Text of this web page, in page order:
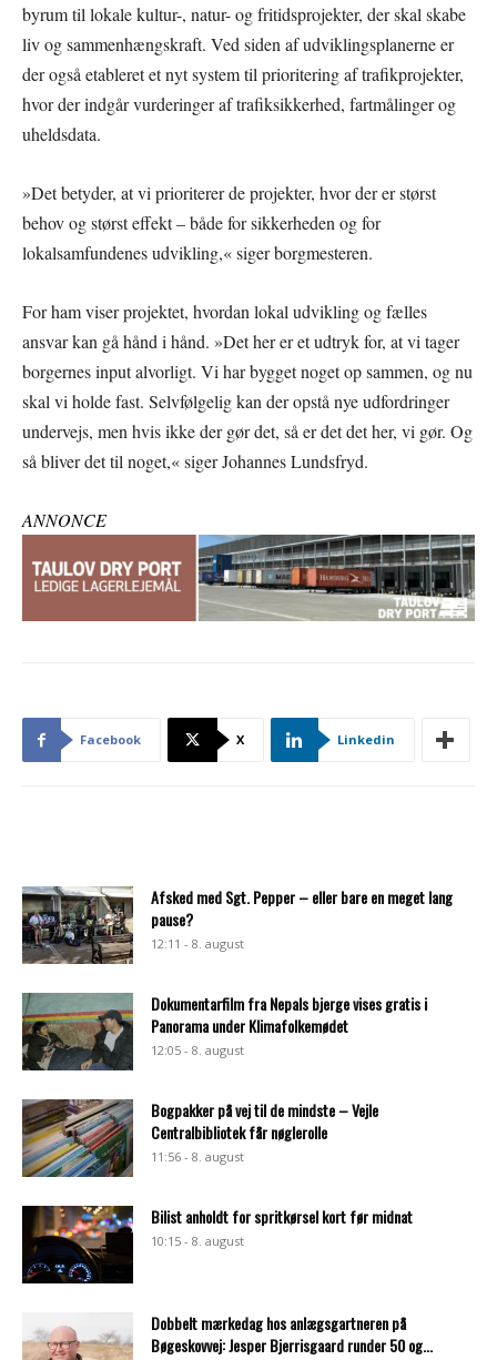
byrum til lokale kultur-, natur- og fritidsprojekter, der skal skabe
liv og sammenhængskraft. Ved siden af udviklingsplanerne er
der også etableret et nyt system til prioritering af trafikprojekter,
hvor der indgår vurderinger af trafiksikkerhed, fartmålinger og
uheldsdata.
»Det betyder, at vi prioriterer de projekter, hvor der er størst
behov og størst effekt – både for sikkerheden og for
lokalsamfundenes udvikling,« siger borgmesteren.
For ham viser projektet, hvordan lokal udvikling og fælles
ansvar kan gå hånd i hånd. »Det her er et udtryk for, at vi tager
borgernes input alvorligt. Vi har bygget noget op sammen, og nu
skal vi holde fast. Selvfølgelig kan der opstå nye udfordringer
undervejs, men hvis ikke der gør det, så er det det her, vi gør. Og
så bliver det til noget,« siger Johannes Lundsfryd.
ANNONCE
Facebook X Linkedin
Afsked med Sgt. Pepper – eller bare en meget lang
pause?
12:11 - 8. august
Dokumentarfilm fra Nepals bjerge vises gratis i
Panorama under Klimafolkemødet
12:05 - 8. august
Bogpakker på vej til de mindste – Vejle
Centralbibliotek får nøglerolle
11:56 - 8. august
Bilist anholdt for spritkørsel kort før midnat
10:15 - 8. august
Dobbelt mærkedag hos anlægsgartneren på
Bøgeskovvej: Jesper Bjerrisgaard runder 50 og...